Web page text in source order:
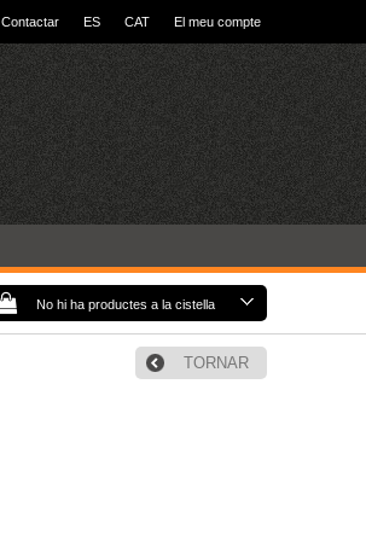
Contactar ES CAT El meu compte
No hi ha productes a la cistella
TORNAR